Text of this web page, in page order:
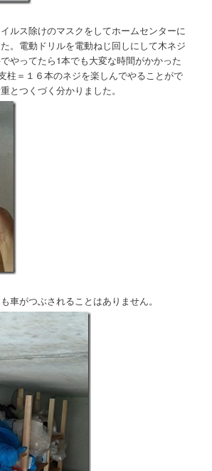
ルス除けのマスクをしてホームセンターに
。電動ドリルを電動ねじ回しにして木ネジ
やってたら1本でも大変な時間がかかった
柱＝１６本のネジを楽しんでやることがで
とつくづく分かりました。
車がつぶされることはありません。